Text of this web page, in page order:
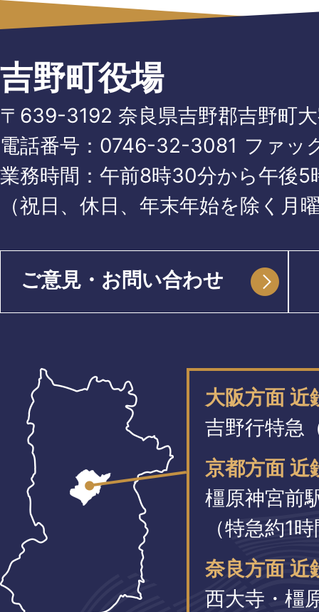
吉野町役場
〒639-3192 奈良県吉野郡吉野町
電話番号： 0746-32-3081 ファッ
業務時間：午前8時30分から午後5
（祝日、休日、年末年始を除く月
ご意見・お問い合わせ
大阪方面
吉野行特急
京都方面 近
橿原神宮前
（特急約1
奈良方面 近
西大寺・橿